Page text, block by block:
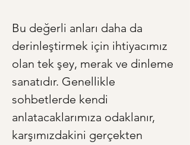
Bu değerli anları daha da
derinleştirmek için ihtiyacımız
olan tek şey, merak ve dinleme
sanatıdır. Genellikle
sohbetlerde kendi
anlatacaklarımıza odaklanır,
karşımızdakini gerçekten